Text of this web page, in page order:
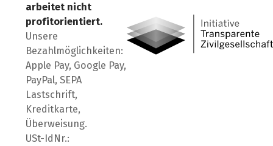
arbeitet nicht
profitorientiert.
Unsere
Bezahlmöglichkeiten:
Apple Pay, Google Pay,
PayPal, SEPA
Lastschrift,
Kreditkarte,
Überweisung.
USt-IdNr.: